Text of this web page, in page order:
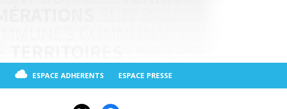
ESPACE ADHERENTS ESPACE PRESSE